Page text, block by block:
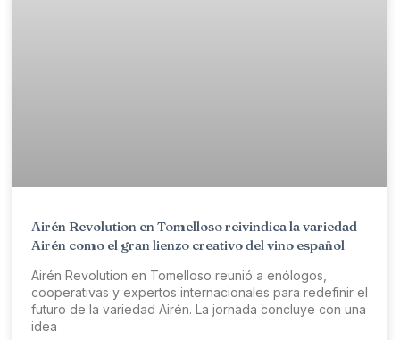
Airén Revolution en Tomelloso reivindica la variedad
Airén como el gran lienzo creativo del vino español
Airén Revolution en Tomelloso reunió a enólogos,
cooperativas y expertos internacionales para redefinir el
futuro de la variedad Airén. La jornada concluye con una
idea